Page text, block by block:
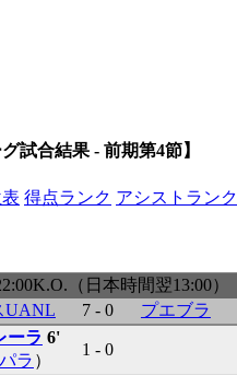
試合結果 - 前期第4節】
得点ランク アシストランク
（日本時間翌13:00）
UANL
7 - 0
プエブラ
ーラ 6'
パラ ）
1 - 0